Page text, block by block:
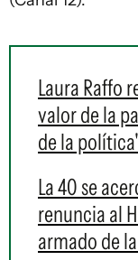
Laura Raffo
valor de la
de la
La 40 se
renuncia al
armado de